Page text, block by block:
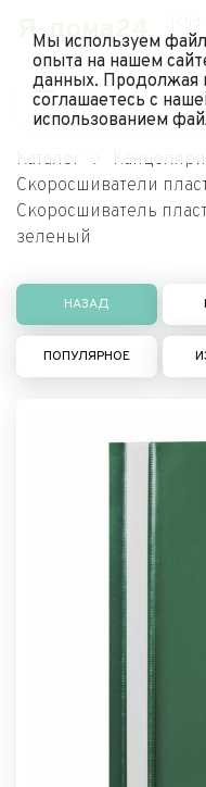
Я-дома24
Каталог
Скоросшиватели
Скоросшиватель
зеленый
НАЗАД
ПОПУЛЯРНОЕ
Мы используем
опыта на нашем
данных. Продолжая
соглашаетесь с
использованием